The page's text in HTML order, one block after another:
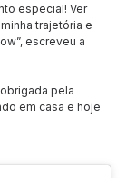
especial! Ver
trajetória e
escreveu a
pela
em casa e hoje